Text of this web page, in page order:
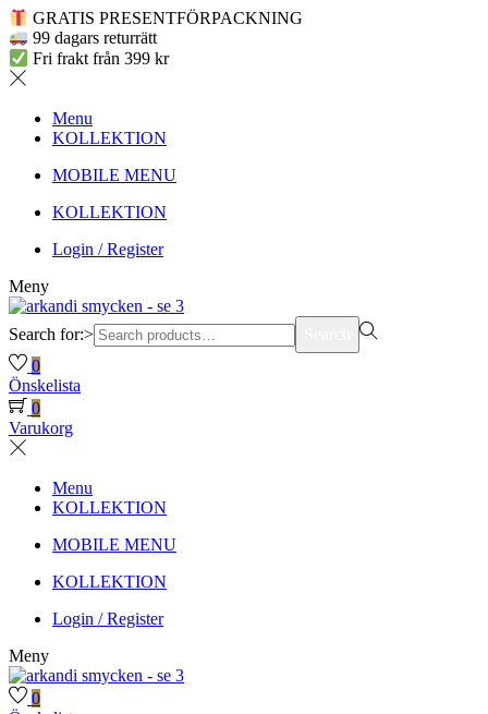
GRATIS PRESENTFÖRPACKNING
99 dagars returrätt
Fri frakt från 399 kr
Menu
KOLLEKTION
MOBILE MENU
KOLLEKTION
Login / Register
Meny
Search for:>
0
Önskelista
0
Varukorg
Menu
KOLLEKTION
MOBILE MENU
KOLLEKTION
Login / Register
Meny
0